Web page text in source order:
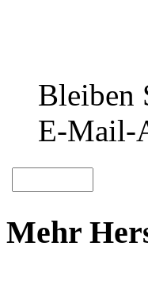
Bleiben
E-Mail-
Mehr